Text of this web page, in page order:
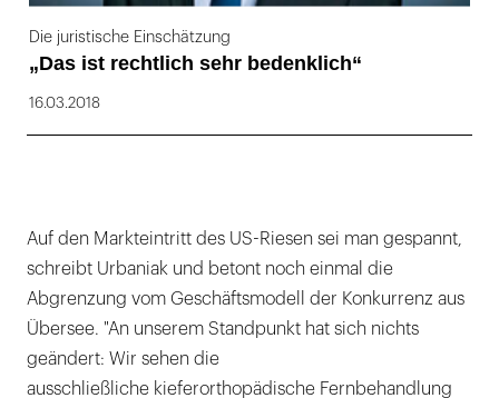
Die juristische Einschätzung
„Das ist rechtlich sehr bedenklich“
16.03.2018
Auf den Markteintritt des US-Riesen sei man gespannt,
schreibt Urbaniak und betont noch einmal die
Abgrenzung vom Geschäftsmodell der Konkurrenz aus
Übersee. "An unserem Standpunkt hat sich nichts
geändert: Wir sehen die
ausschließliche kieferorthopädische Fernbehandlung